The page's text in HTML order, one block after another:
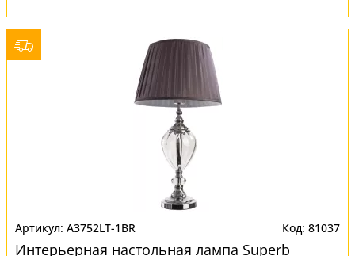
A3752LT-1BR 81037
Интерьерная настольная лампа Superb